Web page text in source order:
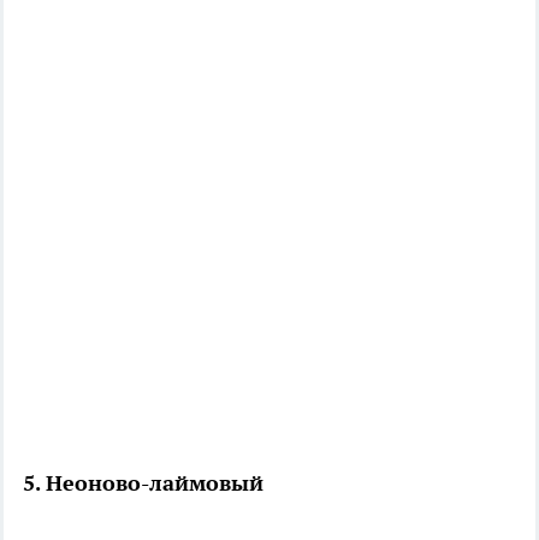
5. Неоново-лаймовый